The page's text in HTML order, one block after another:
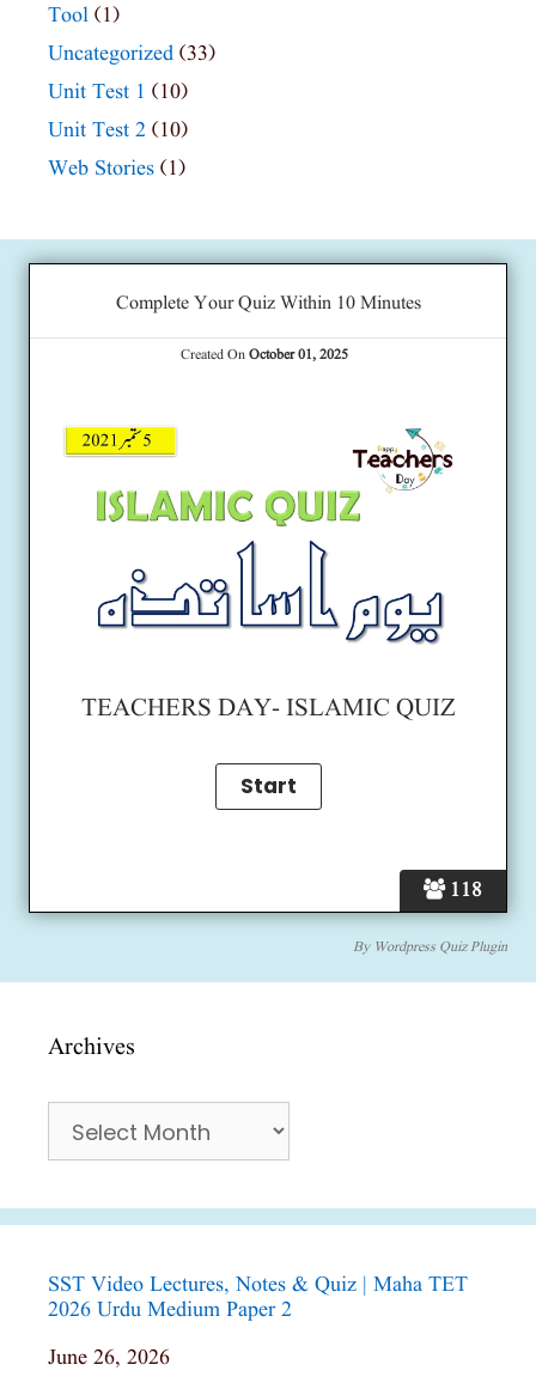
Tool (1)
Uncategorized (33)
Unit Test 1 (10)
Unit Test 2 (10)
Web Stories (1)
118
Complete Your Quiz Within 10 Minutes
Created OnOctober 01, 2025
TEACHERS DAY- ISLAMIC QUIZ
By Wordpress Quiz Plugin
Archives
SST Video Lectures, Notes & Quiz | Maha TET
2026 Urdu Medium Paper 2
Date
June 26, 2026